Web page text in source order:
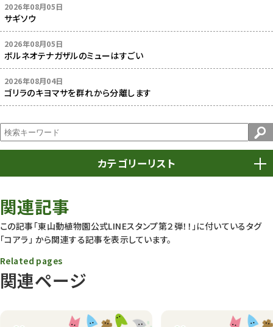
2026年08月05日
サギソウ
2026年08月05日
ボルネオテナガザルのミューはすごい
2026年08月04日
ゴリラのキヨマサを群れから分離します
カテゴリーリスト
動物園
動物園長のZooコラム
動物園その他
407
関連記事
この記事「東山動植物園公式LINEスタンプ第２弾！！」に付いているタグ
「コアラ」 から関連する記事を表示しています。
関連ページ
Related pages